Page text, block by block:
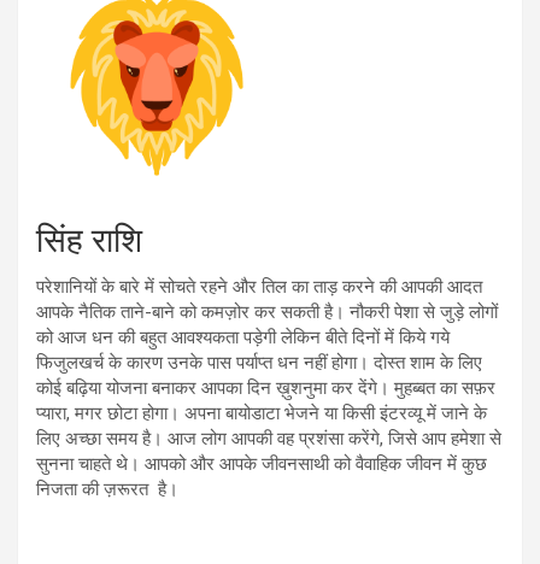
सिंह राशि
परेशानियों के बारे में सोचते रहने और तिल का ताड़ करने की आपकी आदत
आपके नैतिक ताने-बाने को कमज़ोर कर सकती है। नौकरी पेशा से जुड़े लोगों
को आज धन की बहुत आवश्यकता पड़ेगी लेकिन बीते दिनों में किये गये
फिजुलखर्च के कारण उनके पास पर्याप्त धन नहीं होगा। दोस्त शाम के लिए
कोई बढ़िया योजना बनाकर आपका दिन ख़ुशनुमा कर देंगे। मुहब्बत का सफ़र
प्यारा, मगर छोटा होगा। अपना बायोडाटा भेजने या किसी इंटरव्यू में जाने के
लिए अच्छा समय है। आज लोग आपकी वह प्रशंसा करेंगे, जिसे आप हमेशा से
सुनना चाहते थे। आपको और आपके जीवनसाथी को वैवाहिक जीवन में कुछ
निजता की ज़रूरत है।